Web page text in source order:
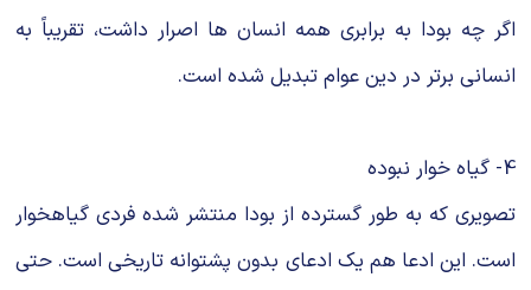
اگر چه بودا به برابری همه انسان ها اصرار داشت، تقریباً به
انسانی برتر در دین عوام تبدیل شده است.
4- گیاه خوار نبوده
تصویری که به طور گسترده از بودا منتشر شده فردی گیاهخوار
است. این ادعا هم یک ادعای بدون پشتوانه تاریخی است. حتی